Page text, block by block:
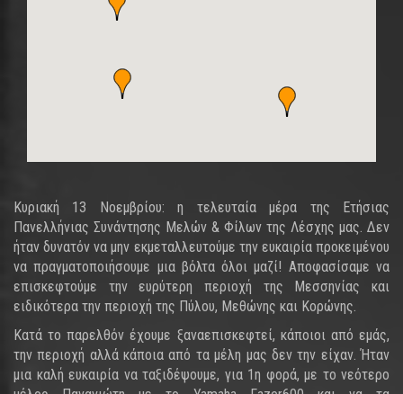
Κυριακή 13 Νοεμβρίου: η τελευταία μέρα της Ετήσιας
Πανελλήνιας Συνάντησης Μελών & Φίλων της Λέσχης μας. Δεν
ήταν δυνατόν να μην εκμεταλλευτούμε την ευκαιρία προκειμένου
να πραγματοποιήσουμε μια βόλτα όλοι μαζί! Αποφασίσαμε να
επισκεφτούμε την ευρύτερη περιοχή της Μεσσηνίας και
ειδικότερα την περιοχή της Πύλου, Μεθώνης και Κορώνης.
Κατά το παρελθόν έχουμε ξαναεπισκεφτεί, κάποιοι από εμάς,
την περιοχή αλλά κάποια από τα μέλη μας δεν την είχαν. Ήταν
μια καλή ευκαιρία να ταξιδέψουμε, για 1η φορά, με το νεότερο